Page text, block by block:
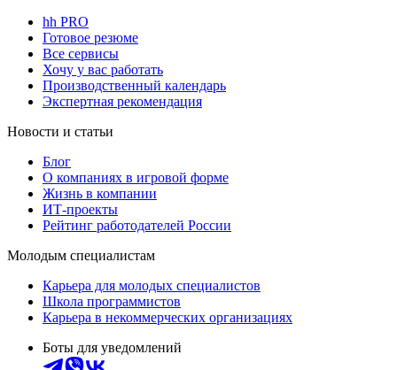
hh PRO
Готовое резюме
Все сервисы
Хочу у вас работать
Производственный календарь
Экспертная рекомендация
Новости и статьи
Блог
О компаниях в игровой форме
Жизнь в компании
ИТ-проекты
Рейтинг работодателей России
Молодым специалистам
Карьера для молодых специалистов
Школа программистов
Карьера в некоммерческих организациях
Боты для уведомлений